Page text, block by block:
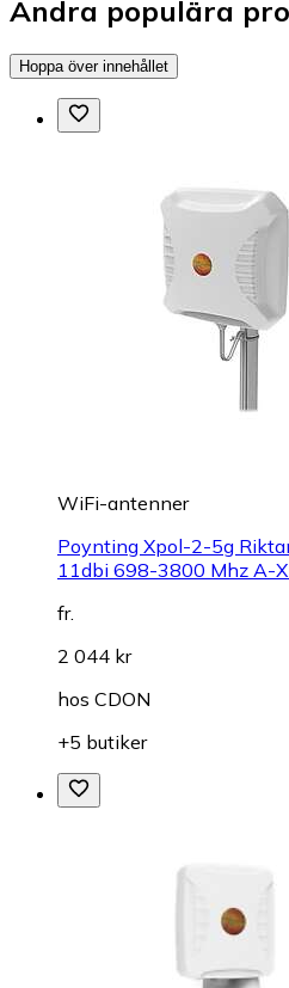
Andra populära
Hoppa över innehållet
WiFi-antenner
Poynting Xpol-2-5g
11dbi 698-3800 Mhz A-
fr.
2 044 kr
hos CDON
+5 butiker